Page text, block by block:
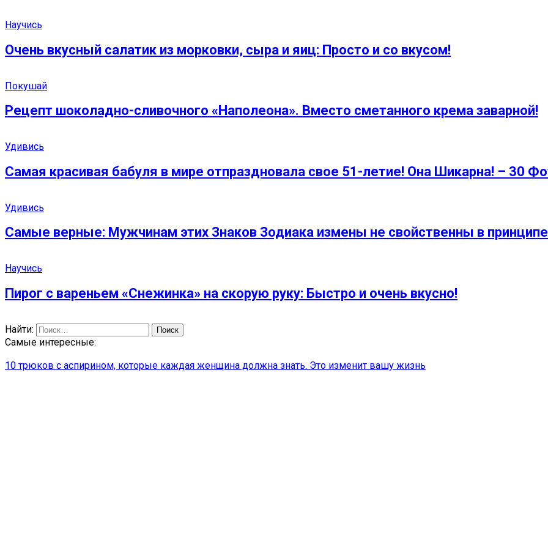
Научись
Очень вкусный салатик из морковки, сыра и яиц: Просто и со вкусом!
Покушай
Рецепт шоколадно-сливочного «Наполеона». Вместо сметанного крема заварной!
Удивись
Самая красивая бабуля в мире отпраздновала свое 51-летие! Она Шикарна! – 30
Удивись
Самые верные: Мужчинам этих Знаков Зодиака измены не свойственны в
Научись
Пирог с вареньем «Снежинка» на скорую руку: Быстро и очень вкусно!
Найти:
Самые интересные:
10 трюков с аспирином, которые каждая женщина должна знать. Это изменит вашу жизнь